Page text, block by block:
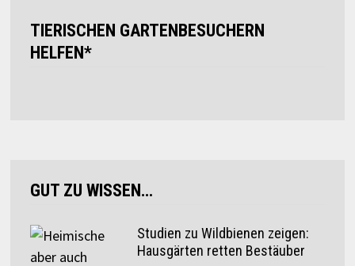
TIERISCHEN GARTENBESUCHERN
HELFEN*
GUT ZU WISSEN…
Studien zu Wildbienen zeigen:
Hausgärten retten Bestäuber